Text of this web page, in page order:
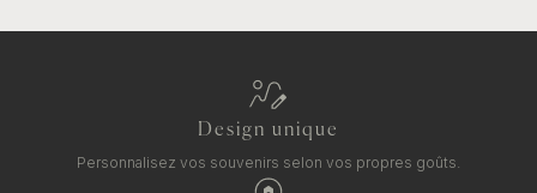
Design unique
Personnalisez vos souvenirs selon vos propres goûts.